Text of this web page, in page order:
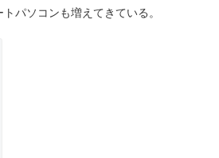
パソコンも増えてきている。